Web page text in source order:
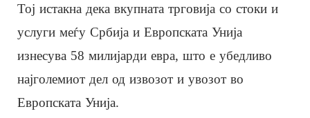
Тој истакна дека вкупната трговија со стоки и
услуги меѓу Србија и Европската Унија
изнесува 58 милијарди евра, што е убедливо
најголемиот дел од извозот и увозот во
Европската Унија.